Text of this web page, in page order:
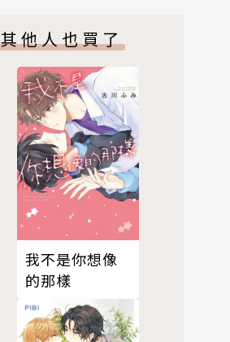
其他人也買了
我不是你想像
的那樣